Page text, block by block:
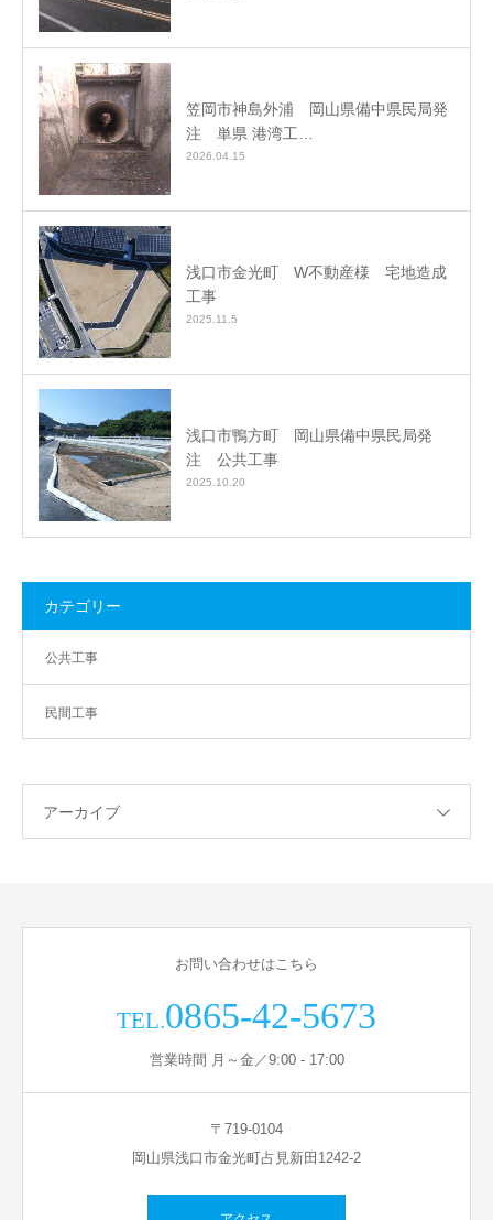
笠岡市神島外浦 岡山県備中県民局発
注 単県 港湾工…
2026.04.15
浅口市金光町 W不動産様 宅地造成
工事
2025.11.5
浅口市鴨方町 岡山県備中県民局発
注 公共工事
2025.10.20
カテゴリー
公共工事
民間工事
アーカイブ
お問い合わせはこちら
TEL.0865-42-5673
営業時間 月～金／9:00 - 17:00
〒719-0104
岡山県浅口市金光町占見新田1242-2